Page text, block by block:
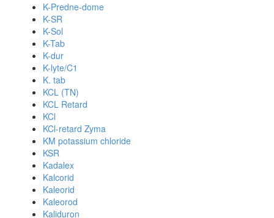
K-Predne-dome
K-SR
K-Sol
K-Tab
K-dur
K-lyte/C1
K. tab
KCL (TN)
KCL Retard
KCl
KCl-retard Zyma
KM potassium chloride
KSR
Kadalex
Kalcorid
Kaleorid
Kaleorod
Kaliduron